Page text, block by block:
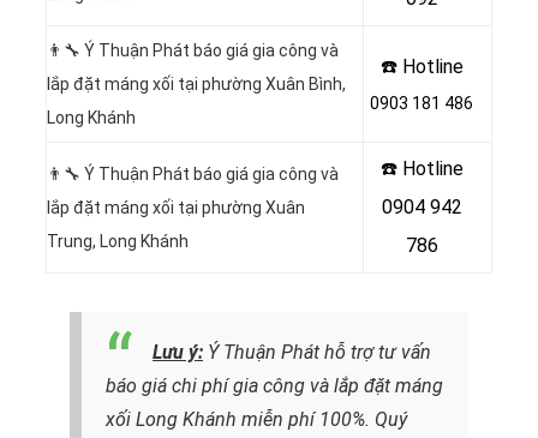
👨‍🔧 Ý Thuận Phát báo giá gia công và
lắp đặt máng xối tại phường Xuân Bình,
Long Khánh
☎️ Hotline
0903 181 486
👨‍🔧 Ý Thuận Phát báo giá gia công và
lắp đặt máng xối tại phường Xuân
Trung, Long Khánh
☎️ Hotline
0904 942
786
Lưu ý: Ý Thuận Phát hỗ trợ tư vấn
báo giá chi phí gia công và lắp đặt máng
xối Long Khánh miễn phí 100%. Quý